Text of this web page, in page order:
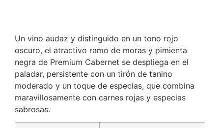
Un vino audaz y distinguido en un tono rojo
oscuro, el atractivo ramo de moras y pimienta
negra de Premium Cabernet se despliega en el
paladar, persistente con un tirón de tanino
moderado y un toque de especias, que combina
maravillosamente con carnes rojas y especias
sabrosas.